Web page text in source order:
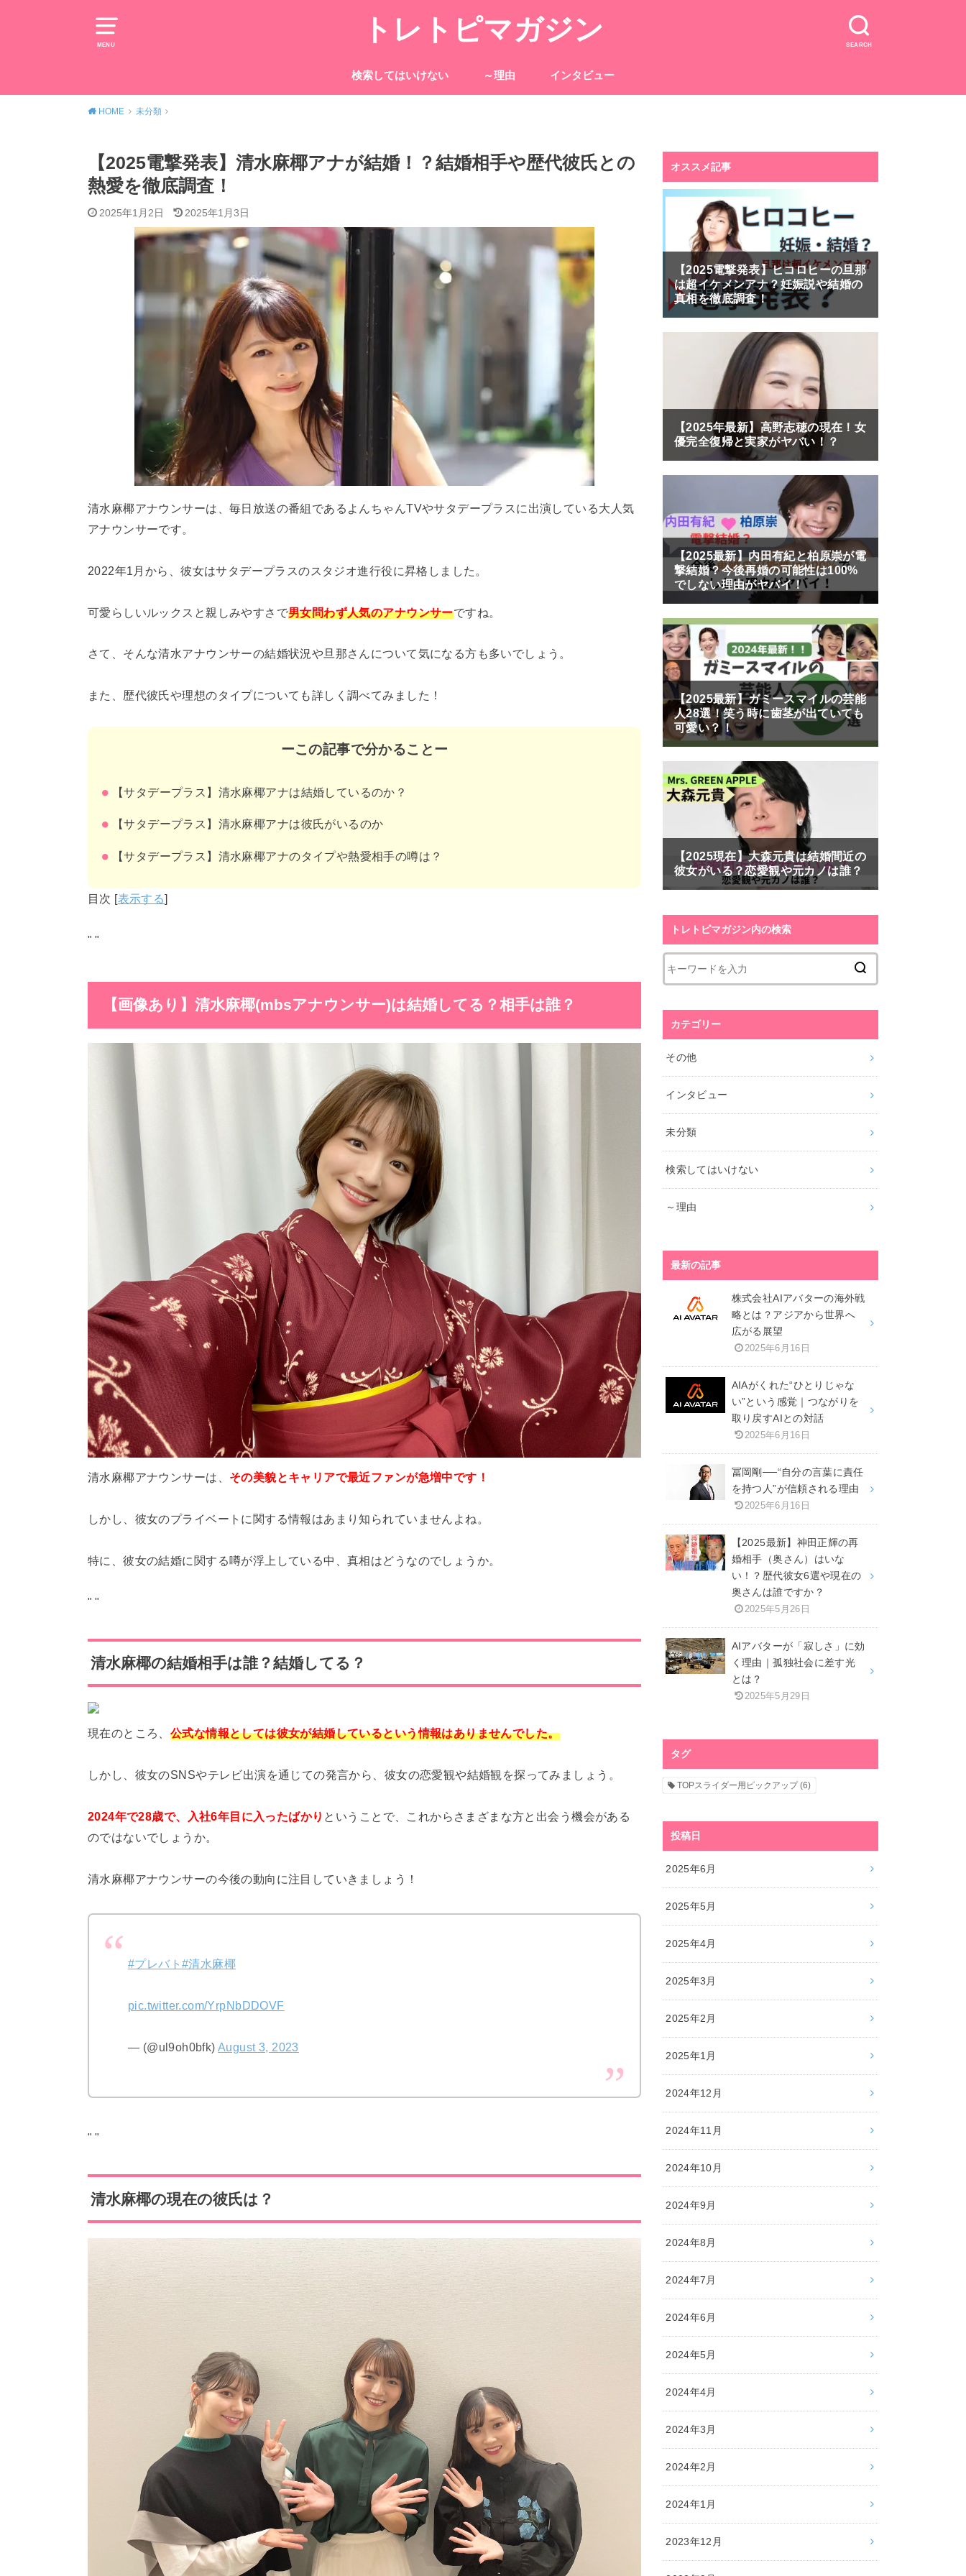
MENU SEARCH
トレトピマガジン
検索してはいけない ～理由 インタビュー
HOME 未分類
【2025電撃発表】清水麻椰アナが結婚！？結婚相手や歴代彼氏との
熱愛を徹底調査！
2025年1月2日 2025年1月3日
清水麻椰アナウンサーは、毎日放送の番組であるよんちゃんTVやサタデープラスに出演している大人気
アナウンサーです。
2022年1月から、彼女はサタデープラスのスタジオ進行役に昇格しました。
可愛らしいルックスと親しみやすさで男女問わず人気のアナウンサーですね。
さて、そんな清水アナウンサーの結婚状況や旦那さんについて気になる方も多いでしょう。
また、歴代彼氏や理想のタイプについても詳しく調べてみました！
ーこの記事で分かることー
【サタデープラス】清水麻椰アナは結婚しているのか？
【サタデープラス】清水麻椰アナは彼氏がいるのか
【サタデープラス】清水麻椰アナのタイプや熱愛相手の噂は？
目次 [表示する]
" "
【画像あり】清水麻椰(mbsアナウンサー)は結婚してる？相手は誰？
清水麻椰アナウンサーは、 その美貌とキャリアで最近ファンが急増中です！
しかし、彼女のプライベートに関する情報はあまり知られていませんよね。
特に、彼女の結婚に関する噂が浮上している中、真相はどうなのでしょうか。
" "
清水麻椰の結婚相手は誰？結婚してる？
現在のところ、 公式な情報としては彼女が結婚しているという情報はありませんでした。
しかし、彼女のSNSやテレビ出演を通じての発言から、彼女の恋愛観や結婚観を探ってみましょう。
2024年で28歳で、入社6年目に入ったばかり ということで、これからさまざまな方と出会う機会がある
のではないでしょうか。
清水麻椰アナウンサーの今後の動向に注目していきましょう！
#プレバト #清水麻椰
pic.twitter.com/YrpNbDDOVF
— (@ul9oh0bfk)August 3, 2023
" "
清水麻椰の現在の彼氏は？
オススメ記事
【2025電撃発表】ヒコロヒーの旦那
は超イケメンアナ？妊娠説や結婚の
真相を徹底調査！
【2025年最新】高野志穂の現在！女
優完全復帰と実家がヤバい！？
【2025最新】内田有紀と柏原崇が電
撃結婚？今後再婚の可能性は100%
でしない理由がヤバイ！
【2025最新】ガミースマイルの芸能
人28選！笑う時に歯茎が出ていても
可愛い？！
【2025現在】大森元貴は結婚間近の
彼女がいる？恋愛観や元カノは誰？
トレトピマガジン内の検索
カテゴリー
その他
インタビュー
未分類
検索してはいけない
～理由
最新の記事
株式会社AIアバターの海外戦
略とは？アジアから世界へ
広がる展望
2025年6月16日
AIAがくれた“ひとりじゃな
い”という感覚｜つながりを
取り戻すAIとの対話
2025年6月16日
冨岡剛──“自分の言葉に責任
を持つ人”が信頼される理由
2025年6月16日
【2025最新】神田正輝の再
婚相手（奥さん）はいな
い！？歴代彼女6選や現在の
奥さんは誰ですか？
2025年5月26日
AIアバターが「寂しさ」に効
く理由｜孤独社会に差す光
とは？
2025年5月29日
タグ
TOPスライダー用ピックアップ(6)
投稿日
2025年6月
2025年5月
2025年4月
2025年3月
2025年2月
2025年1月
2024年12月
2024年11月
2024年10月
2024年9月
2024年8月
2024年7月
2024年6月
2024年5月
2024年4月
2024年3月
2024年2月
2024年1月
2023年12月